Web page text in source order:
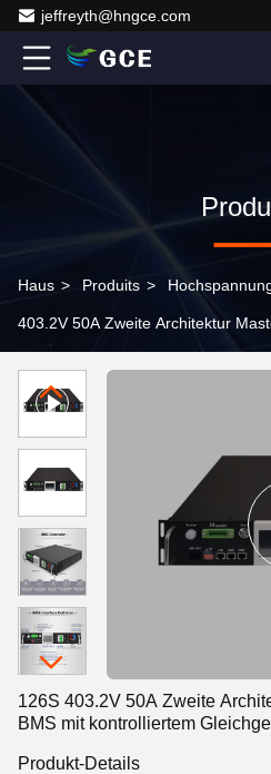
jeffreyth@hngce.com
Haus > Produits >
403.2V 50A Zweite Architektur
126S 403.2V 50A Zweite
BMS mit kontrolliertem
Produkt-Details